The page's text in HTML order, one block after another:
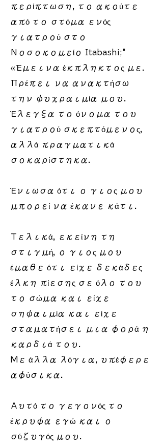
περίπτωση, το ακούτε
από το στόμα ενός
γιατρού στο
Νοσοκομείο Itabashi;"
«Έμεινα έκπληκτος με.​
Πρέπει να ανακτήσω
την ψυχραιμία μου.
Έλεγξα το όνομα του
γιατρού σκεπτόμενος,
αλλά πραγματικά
σοκαρίστηκα.
Ένιωσα ότι ο γιος μου
μπορεί να έκανε κάτι.​
Τελικά, εκείνη τη
στιγμή, ο γιος μου
έμαθε ότι είχε δεκάδες
έλκη πίεσης σε όλο του
το σώμα και είχε
σηψαιμία και είχε
σταματήσει μια φορά η
καρδιά του.
Με άλλα λόγια, υπέφερε
αφύσικα.
Αυτό το γεγονός το
έκρυψα εγώ και ο
σύζυγός μου.